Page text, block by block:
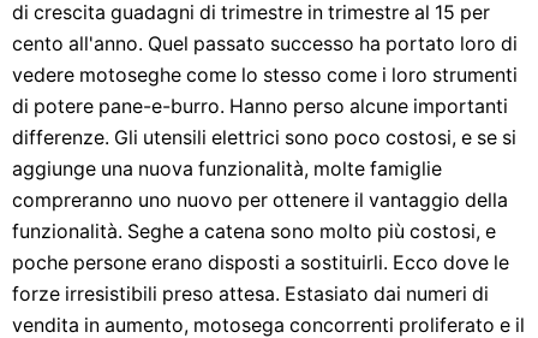
di crescita guadagni di trimestre in trimestre al 15 per
cento all'anno. Quel passato successo ha portato loro di
vedere motoseghe come lo stesso come i loro strumenti
di potere pane-e-burro. Hanno perso alcune importanti
differenze. Gli utensili elettrici sono poco costosi, e se si
aggiunge una nuova funzionalità, molte famiglie
compreranno uno nuovo per ottenere il vantaggio della
funzionalità. Seghe a catena sono molto più costosi, e
poche persone erano disposti a sostituirli. Ecco dove le
forze irresistibili preso attesa. Estasiato dai numeri di
vendita in aumento, motosega concorrenti proliferato e il